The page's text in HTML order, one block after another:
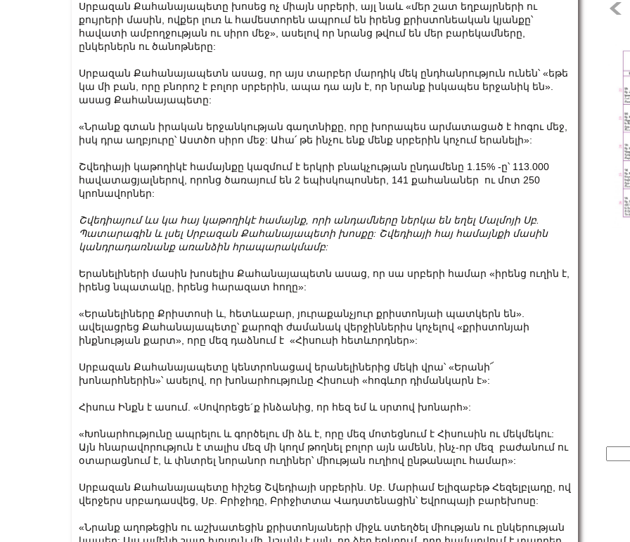
Սրբազան Քահանայապետը խոսեց ոչ միայն սրբերի, այլ նաև «մեր շատ եղբայրների ու
քույրերի մասին, ովքեր լուռ և համեստորեն ապրում են իրենց քրիստոնեական կյանքը՝
հավատի ամբողջության ու սիրո մեջ», ասելով որ նրանց թվում են մեր բարեկամները,
ընկերներն ու ծանոթները:
Սրբազան Քահանայապետն ասաց, որ այս տարբեր մարդիկ մեկ ընդհանրություն ունեն՝ «եթե
կա մի բան, որը բնորոշ է բոլոր սրբերին, ապա դա այն է, որ նրանք իսկապես երջանիկ են».
ասաց Քահանայապետը:
«Նրանք գտան իրական երջանկության գաղտնիքը, որը խորապես արմատացած է հոգու մեջ,
իսկ դրա աղբյուրը՝ Աստծո սիրո մեջ: Ահա՛ թե ինչու ենք մենք սրբերին կոչում երանելի»:
Շվեդիայի կաթողիկէ համայնքը կազմում է երկրի բնակչության ընդամենը 1.15% -ը՝ 113.000
հավատացյալներով, որոնց ծառայում են 2 եպիսկոպոսներ, 141 քահանաներ ու մոտ 250
կրոնավորներ:
Շվեդիայում ևս կա հայ կաթողիկէ համայնք, որի անդամները ներկա են եղել Մալմոյի Սբ.
Պատարագին և լսել Սրբազան Քահանայապետի խոսքը: Շվեդիայի հայ համայնքի մասին
կանդրադառնանք առանձին հրապարակմամբ:
Երանելիների մասին խոսելիս Քահանայապետն ասաց, որ սա սրբերի համար «իրենց ուղին է,
իրենց նպատակը, իրենց հարազատ հողը»:
«Երանելիները Քրիստոսի և, հետևաբար, յուրաքանչյուր քրիստոնյաի պատկերն են».
ավելացրեց Քահանայապետը՝ քարոզի ժամանակ վերջիններիս կոչելով «քրիստոնյաի
ինքնության քարտ», որը մեզ դաձնում է «Հիսուսի հետևորդներ»:
Սրբազան Քահանայապետը կենտրոնացավ երանելիներից մեկի վրա՝ «Երանի՜
խոնարհներին»՝ ասելով, որ խոնարհությունը Հիսուսի «հոգևոր դիմանկարն է»:
Հիսուս Ինքն է ասում. «Սովորեցե´ք ինձանից, որ հեզ եմ և սրտով խոնարհ»:
«Խոնարհությունը ապրելու և գործելու մի ձև է, որը մեզ մոտեցնում է Հիսուսին ու մեկմեկու:
Այն հնարավորություն է տալիս մեզ մի կողմ թողնել բոլոր այն ամենն, ինչ-որ մեզ բաժանում ու
օտարացնում է, և փնտրել նորանոր ուղիներ՝ միության ուղիով ընթանալու համար»:
Սրբազան Քահանայապետը հիշեց Շվեդիայի սրբերին. Սբ. Մարիամ Ելիզաբեթ Հեզելբլադը, ով
վերջերս սրբադասվեց, Սբ. Բրիջիդը, Բրիջիտտա Վադստենացին՝ Եվրոպայի բարեխոսը:
«Նրանք աղոթեցին ու աշխատեցին քրիստոնյաների միջև ստեղծել միության ու ընկերության
for: